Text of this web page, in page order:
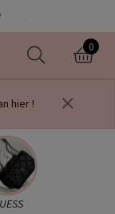
0
hier !